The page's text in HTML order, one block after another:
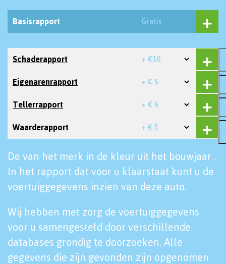
Basisrapport Gratis
Schaderapport + €10
Eigenarenrapport + € 5
Tellerrapport + € 6
Waarderapport + € 5
De van het merk in de kleur uit het bouwjaar .
In het rapport dat voor u klaarstaat kunt u de
voertuiggegevens inzien van deze auto.
Wij hebben met zorg de voertuiggegevens
voor u samengesteld door verschillende
databases grondig te doorzoeken. Alle
gegevens die zijn gevonden zijn opgenomen